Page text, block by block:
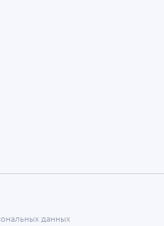
данных